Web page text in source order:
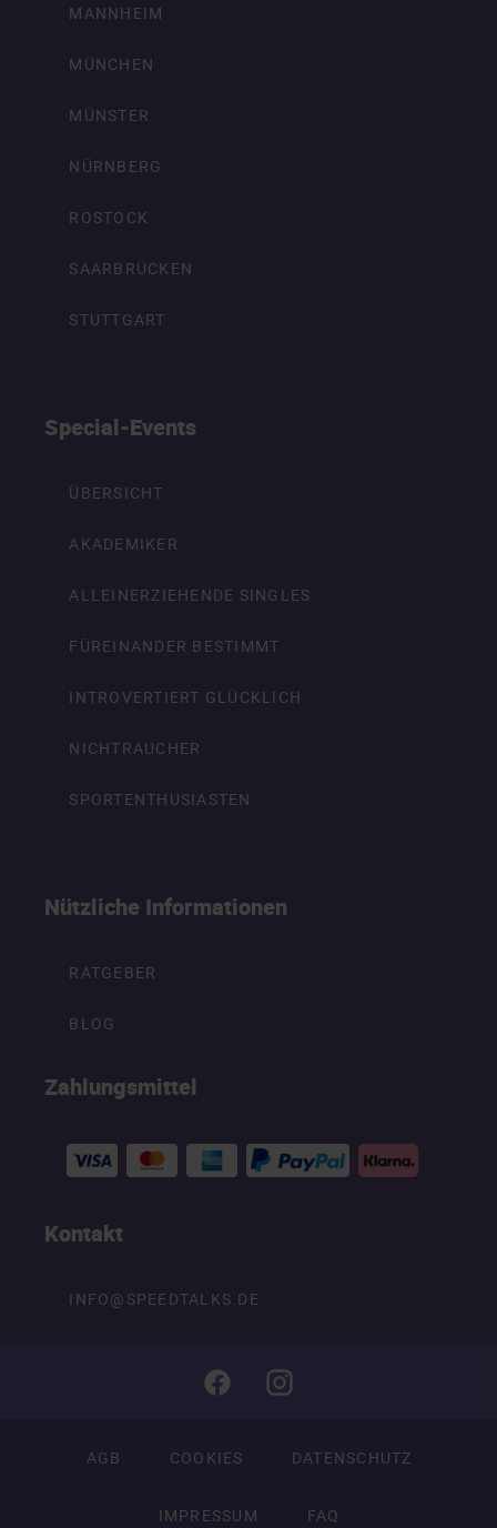
MANNHEIM
MÜNCHEN
MÜNSTER
NÜRNBERG
ROSTOCK
SAARBRÜCKEN
STUTTGART
Special-Events
ÜBERSICHT
AKADEMIKER
ALLEINERZIEHENDE SINGLES
FÜREINANDER BESTIMMT
INTROVERTIERT GLÜCKLICH
NICHTRAUCHER
SPORTENTHUSIASTEN
Nützliche Informationen
RATGEBER
BLOG
Zahlungsmittel
Kontakt
INFO@SPEEDTALKS.DE
AGB COOKIES DATENSCHUTZ
IMPRESSUM FAQ